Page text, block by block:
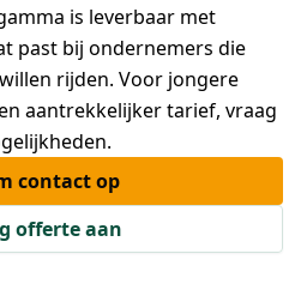
is leverbaar met
past bij ondernemers die
rijden. Voor jongere
aantrekkelijker tarief, vraag
contact op
offerte aan